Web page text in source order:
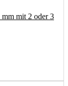
mit 2 oder 3